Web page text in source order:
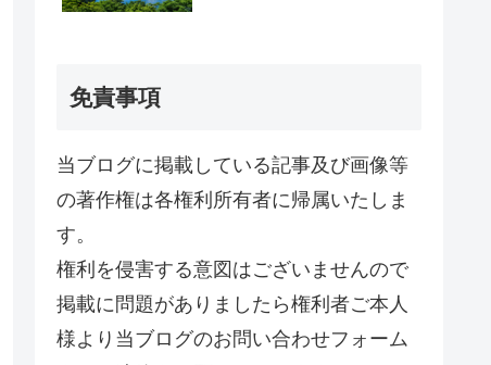
免責事項
当ブログに掲載している記事及び画像等
の著作権は各権利所有者に帰属いたしま
す。
権利を侵害する意図はございませんので
掲載に問題がありましたら権利者ご本人
様より当ブログのお問い合わせフォーム